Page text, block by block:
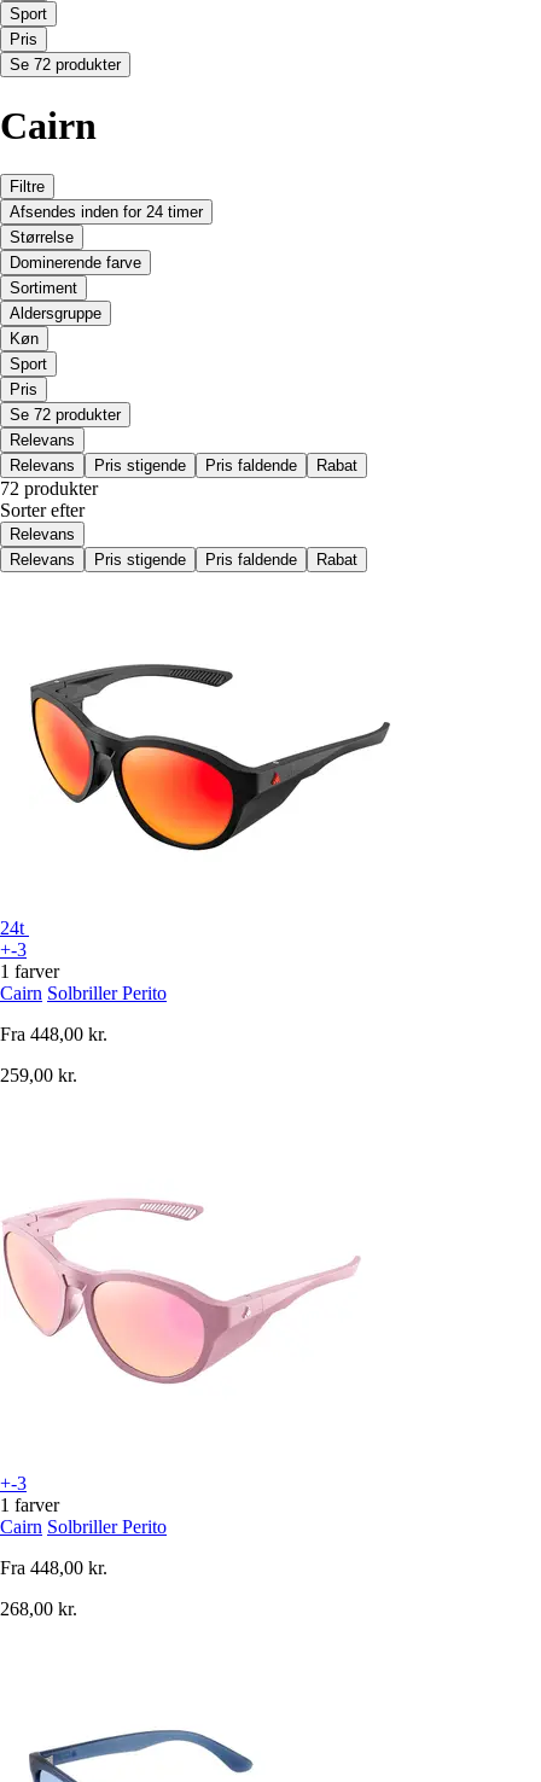
Sport
Pris
Se 72 produkter
Cairn
Filtre
Afsendes inden for 24 timer
Størrelse
Dominerende farve
Sortiment
Aldersgruppe
Køn
Sport
Pris
Se 72 produkter
Relevans
Relevans
Pris stigende Pris faldende Rabat
72 produkter
Sorter efter
Relevans
Relevans
Pris stigende Pris faldende Rabat
24t
+-3
1 farver
Cairn Solbriller Perito
Fra 448,00 kr.
259,00 kr.
+-3
1 farver
Cairn Solbriller Perito
Fra 448,00 kr.
268,00 kr.